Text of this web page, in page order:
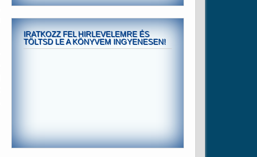
IRATKOZZ FEL HIRLEVELEMRE ÉS
TÖLTSD LE A KÖNYVEM INGYENESEN!